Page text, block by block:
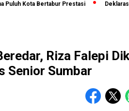
Kota Bertabur Prestasi Deklarasi
Riza Falepi
Senior Sumbar